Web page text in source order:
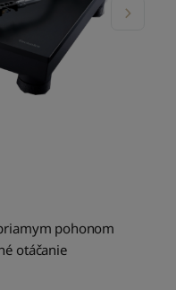
pohonom
otáčanie